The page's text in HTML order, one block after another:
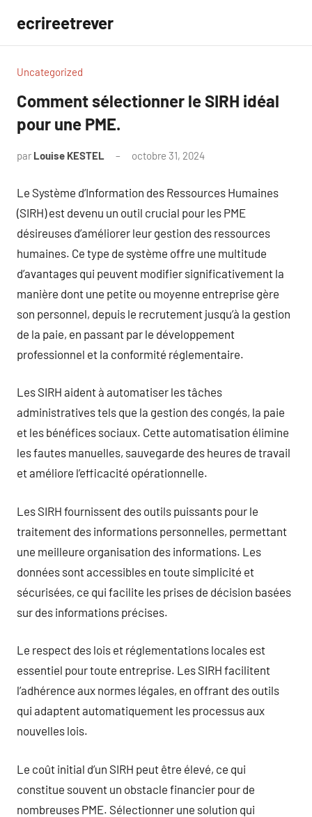
contenu
ecrireetrever
Uncategorized
Comment sélectionner le SIRH idéal
pour une PME.
par Louise KESTEL octobre 31, 2024
Le Système d’Information des Ressources Humaines
(SIRH) est devenu un outil crucial pour les PME
désireuses d’améliorer leur gestion des ressources
humaines. Ce type de système offre une multitude
d’avantages qui peuvent modifier significativement la
manière dont une petite ou moyenne entreprise gère
son personnel, depuis le recrutement jusqu’à la gestion
de la paie, en passant par le développement
professionnel et la conformité réglementaire.
Les SIRH aident à automatiser les tâches
administratives tels que la gestion des congés, la paie
et les bénéfices sociaux. Cette automatisation élimine
les fautes manuelles, sauvegarde des heures de travail
et améliore l’efficacité opérationnelle.
Les SIRH fournissent des outils puissants pour le
traitement des informations personnelles, permettant
une meilleure organisation des informations. Les
données sont accessibles en toute simplicité et
sécurisées, ce qui facilite les prises de décision basées
sur des informations précises.
Le respect des lois et réglementations locales est
essentiel pour toute entreprise. Les SIRH facilitent
l’adhérence aux normes légales, en offrant des outils
qui adaptent automatiquement les processus aux
nouvelles lois.
Le coût initial d’un SIRH peut être élevé, ce qui
constitue souvent un obstacle financier pour de
nombreuses PME. Sélectionner une solution qui